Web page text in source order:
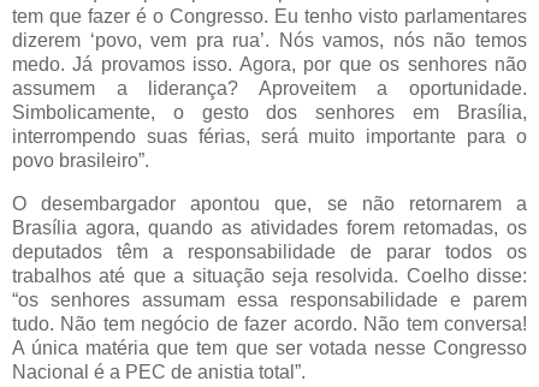
tem que fazer é o Congresso. Eu tenho visto parlamentares
dizerem ‘povo, vem pra rua’. Nós vamos, nós não temos
medo. Já provamos isso. Agora, por que os senhores não
assumem a liderança? Aproveitem a oportunidade.
Simbolicamente, o gesto dos senhores em Brasília,
interrompendo suas férias, será muito importante para o
povo brasileiro”.
O desembargador apontou que, se não retornarem a
Brasília agora, quando as atividades forem retomadas, os
deputados têm a responsabilidade de parar todos os
trabalhos até que a situação seja resolvida. Coelho disse:
“os senhores assumam essa responsabilidade e parem
tudo. Não tem negócio de fazer acordo. Não tem conversa!
A única matéria que tem que ser votada nesse Congresso
Nacional é a PEC de anistia total”.